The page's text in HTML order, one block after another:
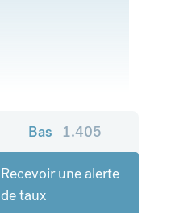
Bas 1.405
Recevoir une alerte
de taux